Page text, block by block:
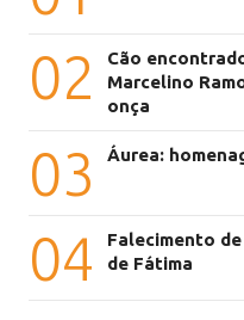
02
Cão
Marcelino
onça
03 Áurea:
04
Falecimento
de Fátima